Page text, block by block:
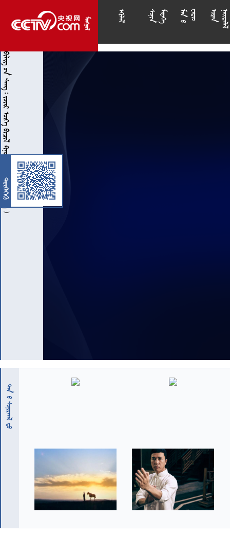
 








    











           
 